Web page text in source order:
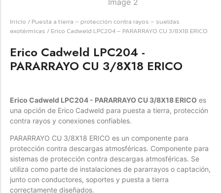
Especially favourable
Video
Inicio / Puesta a tierra – protección contra rayos – sueldas
exotérmicas / Erico Cadweld LPC204 – PARARRAYO CU 3/8X18 ERICO
Erico Cadweld LPC204 -
PARARRAYO CU 3/8X18 ERICO
Erico Cadweld LPC204 - PARARRAYO CU 3/8X18 ERICO es
una opción de Erico Cadweld para puesta a tierra, protección
contra rayos y conexiones confiables.
PARARRAYO CU 3/8X18 ERICO es un componente para
protección contra descargas atmosféricas. Componente para
sistemas de protección contra descargas atmosféricas. Se
utiliza como parte de instalaciones de pararrayos o captación,
junto con conductores, soportes y puesta a tierra
correctamente diseñados.